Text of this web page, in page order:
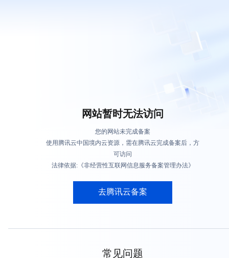
网站暂时无法访问
您的网站未完成备案
使用腾讯云中国境内云资源，需在腾讯云完成备案后，方
可访问
法律依据:《非经营性互联网信息服务备案管理办法》
去腾讯云备案
常见问题